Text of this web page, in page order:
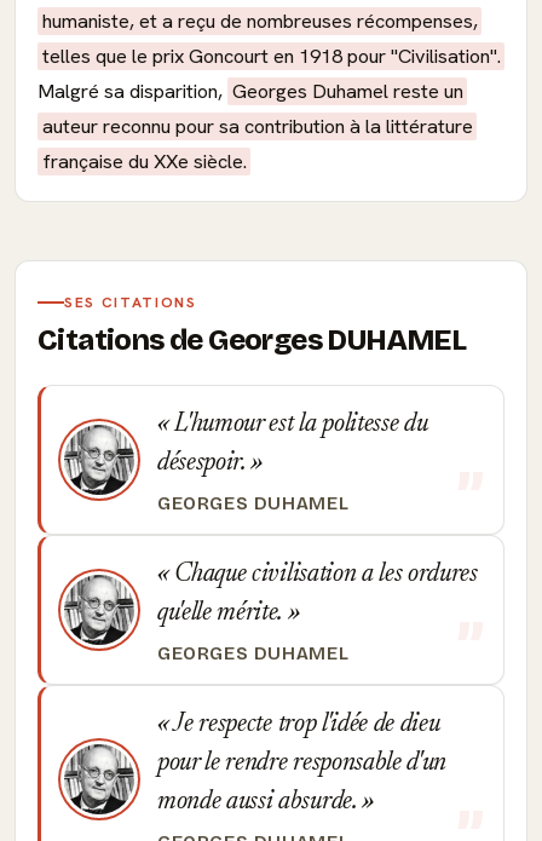
humaniste, et a reçu de nombreuses récompenses,
telles que le prix Goncourt en 1918 pour "Civilisation".
Malgré sa disparition, Georges Duhamel reste un
auteur reconnu pour sa contribution à la littérature
française du XXe siècle.
SES CITATIONS
Citations de Georges DUHAMEL
L'humour est la politesse du
désespoir.
GEORGES DUHAMEL
Chaque civilisation a les ordures
qu'elle mérite.
GEORGES DUHAMEL
Je respecte trop l'idée de dieu
pour le rendre responsable d'un
monde aussi absurde.